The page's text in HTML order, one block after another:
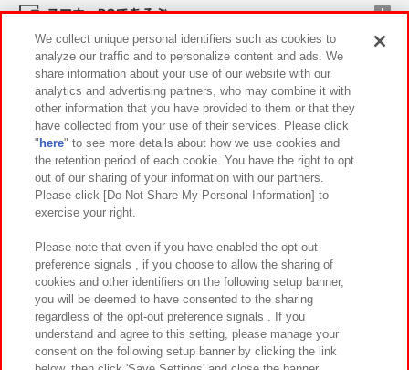
スマホ・PCであそぶ
イベント・キャンペーン
関連会社 サステナビリティ サイトポリシー
プライバシーポリシー ウェブアクセシビリティ方針と検証結果
お取引先さまとともに
カスタマーハラスメント対応方針 よくあるご質問・お問い合わせ
We collect unique personal identifiers such as cookies to
analyze our traffic and to personalize content and ads. We
share information about your use of our website with our
analytics and advertising partners, who may combine it with
other information that you have provided to them or that they
have collected from your use of their services. Please click
" here" to see more details about how we use cookies and
the retention period of each cookie. You have the right to opt
out of our sharing of your information with our partners.
Please click [Do Not Share My Personal Information] to
exercise your right.
Please note that even if you have enabled the opt-out
preference signals , if you choose to allow the sharing of
cookies and other identifiers on the following setup banner,
you will be deemed to have consented to the sharing
regardless of the opt-out preference signals . If you
understand and agree to this setting, please manage your
consent on the following setup banner by clicking the link